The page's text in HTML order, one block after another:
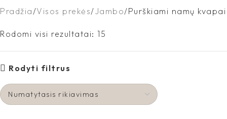
Pradžia Visos prekės Jambo Purškiami namų kvapai
Rodomi visi rezultatai: 15
Rodyti filtrus